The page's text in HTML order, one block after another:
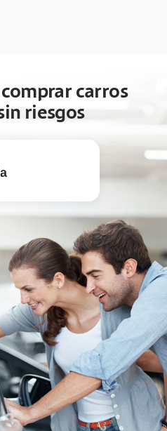
carros
riesgos